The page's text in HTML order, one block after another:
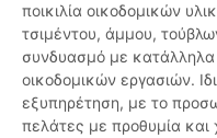
ποικιλία οικοδομικών
τσιμέντου, άμμου,
συνδυασμό με κατάλληλα
οικοδομικών εργασιών.
εξυπηρέτηση, με το
πελάτες με προθυμία και